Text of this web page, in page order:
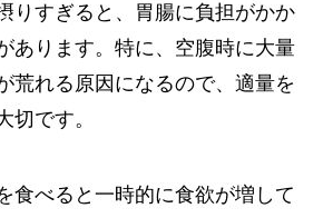
りすぎると、胃腸に負担がかか
あります。特に、空腹時に大量
荒れる原因になるので、適量を
切です。
食べると一時的に食欲が増して